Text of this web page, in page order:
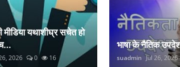
मीडिया यथाशीघ्र सचेत हो
2026 0 16
भाषा के नैतिक
suadmin Jul 26, 2026